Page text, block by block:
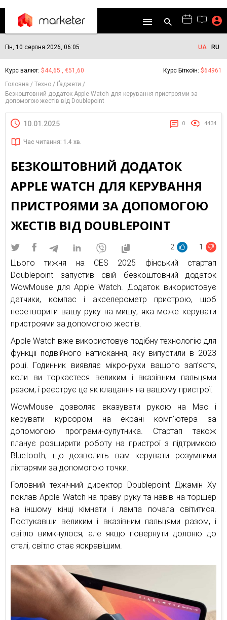
Пн, 10 серпня 2026, 06:05 UA RU
Курс валют: $44,65 , €51,60 Курс Біткоїн: $64961
Головна
Техно
Ґаджети
Безкоштовний додаток Apple Watch для керування пристроями за
допомогою жестів від Doublepoint
10.01.2025 0 4434
Час читання: 1.4 хв.
БЕЗКОШТОВНИЙ ДОДАТОК
APPLE WATCH ДЛЯ КЕРУВАННЯ
ПРИСТРОЯМИ ЗА ДОПОМОГОЮ
ЖЕСТІВ ВІД DOUBLEPOINT
2 1
Цього тижня на CES 2025 фінський стартап
Doublepoint запустив свій безкоштовний додаток
WowMouse для Apple Watch. Додаток використовує
датчики, компас і акселерометр пристрою, щоб
перетворити вашу руку на мишу, яка може керувати
пристроями за допомогою жестів.
Apple Watch вже використовує подібну технологію для
функції подвійного натискання, яку випустили в 2023
році. Годинник виявляє мікро-рухи вашого зап’ястя,
коли ви торкаєтеся великим і вказівним пальцями
разом, і реєструє це як клацання на вашому пристрої.
WowMouse дозволяє вказувати рукою на Mac і
керувати курсором на екрані комп’ютера за
допомогою програми-супутника. Стартап також
планує розширити роботу на пристрої з підтримкою
Bluetooth, що дозволить вам керувати розумними
ліхтарями за допомогою точки.
Головний технічний директор Doublepoint Джамін Ху
поклав Apple Watch на праву руку та навів на торшер
на іншому кінці кімнати і лампа почала світитися.
Постукавши великим і вказівним пальцями разом, і
світло вимкнулося, але якщо повернути долоню до
стелі, світло стає яскравішим.